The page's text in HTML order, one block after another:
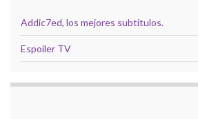
Addic7ed, los mejores subtítulos.
Espoiler TV